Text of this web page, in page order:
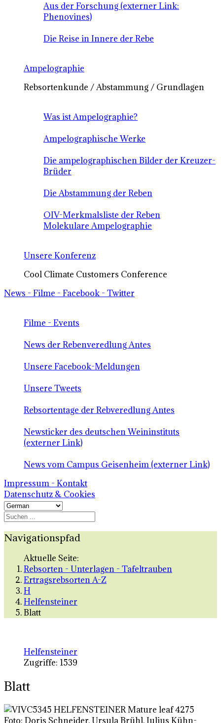
Aus der Forschung (externer Link:
Phenovines)
Die Reise in Innere der Rebe
Ampelographie
Rebsortenkunde / Abstammung / Grundlagen
Was ist Ampelographie?
Ampelographische Werke
Die ampelographischen Bilder der Kreuzer-
Brüder
Die Abstammung der Reben
OIV-Merkmalsliste der Reben
Molekulare Ampelographie
Unsere Konferenz
Cool Climate Customers Conference
News - Filme - Facebook - Twitter
Filme - Events
News der Rebenveredlung Antes
Unsere Facebook-Meldungen
Unsere Tweets
Rebsortentage der Rebveredlung Antes
Newsticker des deutschen Weininstituts
(externer Link)
News vom Campus Geisenheim (externer Link)
Impressum - Kontakt
Datenschutz & Cookies
Navigationspfad
Aktuelle Seite:
Rebsorten - Unterlagen - Tafeltrauben
Ertragsrebsorten A-Z
H
Helfensteiner
Blatt
Helfensteiner
Zugriffe: 1539
Blatt
Foto: Doris Schneider, Ursula Brühl, Julius Kühn-